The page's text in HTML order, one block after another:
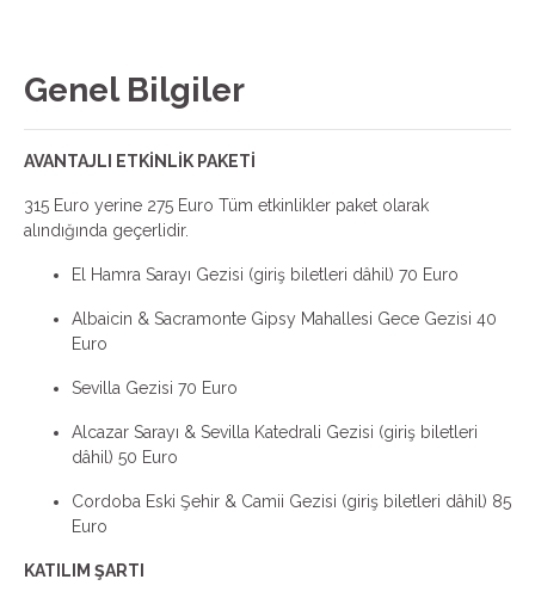
Genel Bilgiler
AVANTAJLI ETKİNLİK PAKETİ
315 Euro yerine 275 Euro Tüm etkinlikler paket olarak
alındığında geçerlidir.
El Hamra Sarayı Gezisi (giriş biletleri dâhil) 70 Euro
Albaicin & Sacramonte Gipsy Mahallesi Gece Gezisi 40
Euro
Sevilla Gezisi 70 Euro
Alcazar Sarayı & Sevilla Katedrali Gezisi (giriş biletleri
dâhil) 50 Euro
Cordoba Eski Şehir & Camii Gezisi (giriş biletleri dâhil) 85
Euro
KATILIM ŞARTI